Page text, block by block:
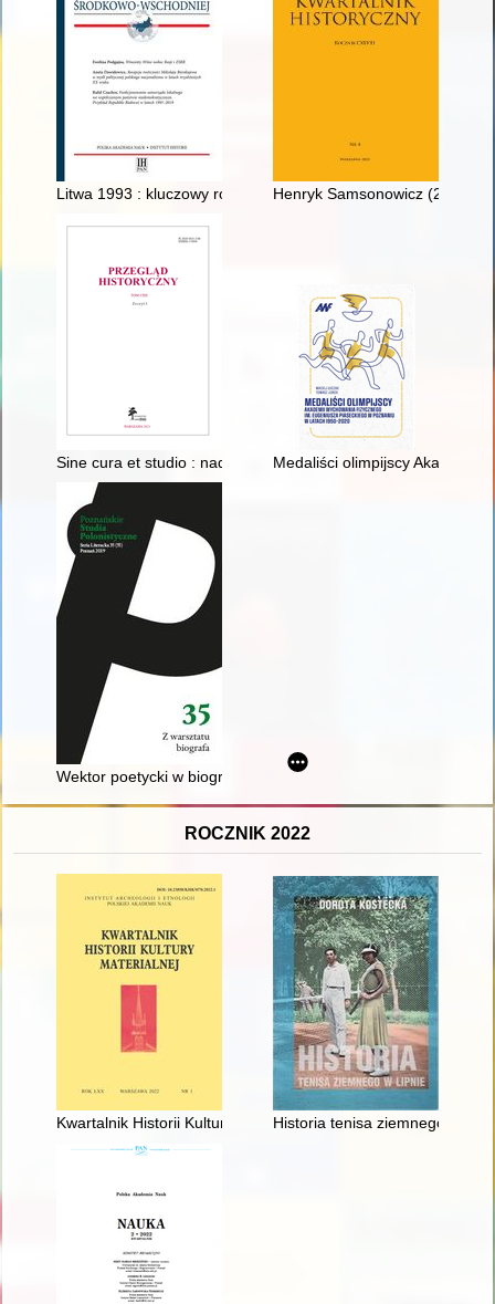
Litwa 1993 : kluczowy rok niepodległościHenryk Samsonowicz (23 I
Sine cura et studio : nad nowym wydaniem Cudów św.
Medaliści olimpijscy Akademii
Wektor poetycki w biografiach artystów: Olga Boznańska,
ROCZNIK 2022
Kwartalnik Historii Kultury Materialnej. R. 70, nr 1 (2022)
Historia tenisa ziemnego w